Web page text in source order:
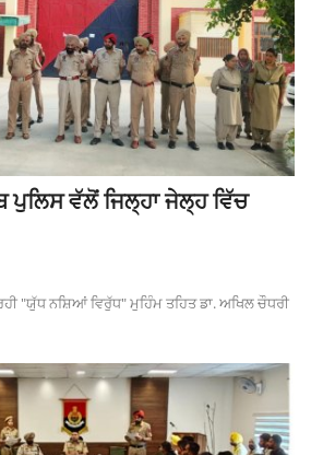
ਪੁਲਿਸ ਵੱਲੋਂ ਜਿਲ੍ਹਾ ਜੇਲ੍ਹ ਵਿੱਚ
"ਯੁੱਧ ਨਸ਼ਿਆਂ ਵਿਰੁੱਧ" ਮੁਹਿੰਮ ਤਹਿਤ ਡਾ. ਅਖਿਲ ਚੌਧਰੀ